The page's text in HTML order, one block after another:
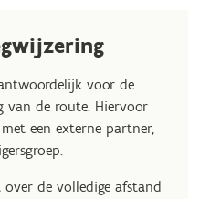
voor de
van de route. Hiervoor
een externe partner,
de volledige afstand